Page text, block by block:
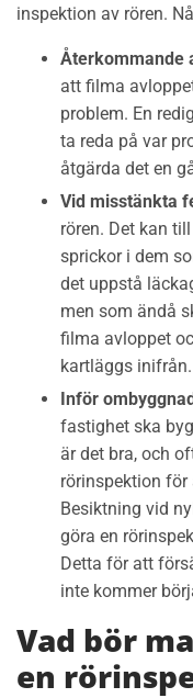
inspektion av rören.
Återkommande
att filma
problem. En
ta reda på var
åtgärda det en
Vid misstänkta
rören. Det kan
sprickor i dem
det uppstå
men som ändå
filma avloppet
kartläggs inifrån.
Inför
fastighet ska
är det bra, och
rörinspektion för
Besiktning vid
göra en
Detta för att
inte kommer
Vad bör
en